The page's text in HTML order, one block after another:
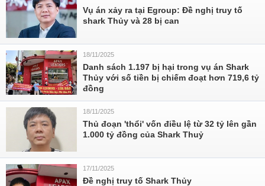
Vụ án xảy ra tại Egroup: Đề nghị truy tố
shark Thủy và 28 bị can
18/11/2025
Danh sách 1.197 bị hại trong vụ án Shark
Thủy với số tiền bị chiếm đoạt hơn 719,6 tỷ
đồng
18/11/2025
Thủ đoạn 'thổi' vốn điều lệ từ 32 tỷ lên gần
1.000 tỷ đồng của Shark Thuỷ
17/11/2025
Đề nghị truy tố Shark Thủy